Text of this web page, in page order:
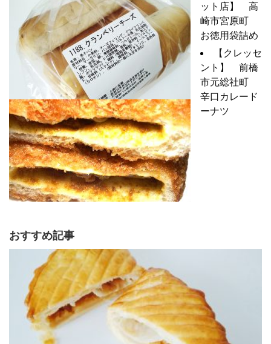
ット店】 高
崎市宮原町
お徳用袋詰め
【クレッセ
ント】 前橋
市元総社町
辛口カレード
ーナツ
おすすめ記事